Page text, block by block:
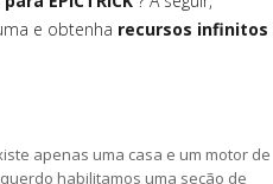
e obtenha recursos infinitos
apenas uma casa e um motor de
habilitamos uma seção de